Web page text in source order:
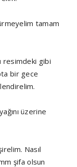
tamam
resimdeki gibi
bir gece
üzerine
Nasıl
şifa olsun